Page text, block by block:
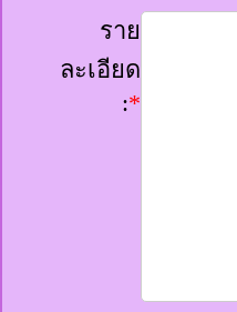
ราย
ละเอียด
:*